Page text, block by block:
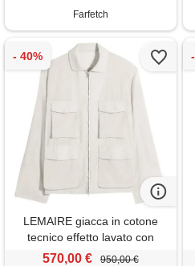
Farfetch
LEMAIRE giacca in cotone
tecnico effetto lavato con
tasche tridimensionali - toni
570,00 € 950,00 €